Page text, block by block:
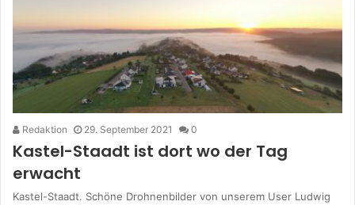
Redaktion 29. September 2021 0
Kastel-Staadt ist dort wo der Tag
erwacht
Kastel-Staadt. Schöne Drohnenbilder von unserem User Ludwig